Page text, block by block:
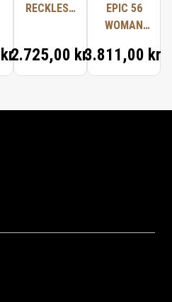
RECKLESS
2.725,00 kr.
EPIC 56
WOMAN
EXTRAIT
3.811,00 kr.